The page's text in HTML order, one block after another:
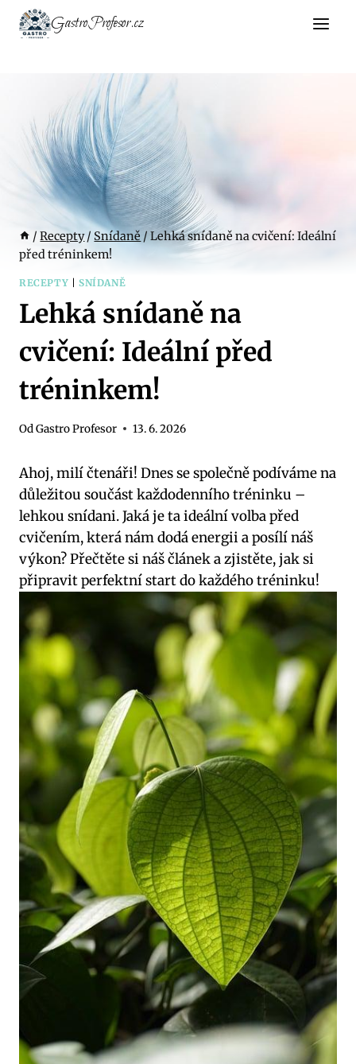
Přeskočit
GastroProfesor.cz
/ Recepty/ Snídaně / Lehká snídaně na cvičení: Ideální
před tréninkem!
RECEPTY SNÍDANĚ
Lehká snídaně na
cvičení: Ideální před
tréninkem!
OdGastro Profesor 13. 6. 2026
Ahoj, milí čtenáři! Dnes se společně podíváme na
důležitou součást každodenního tréninku –
lehkou snídani. Jaká je ta ideální volba před
cvičením, která nám dodá energii a posílí náš
výkon? Přečtěte si náš článek a zjistěte, jak si
připravit perfektní start do každého tréninku!